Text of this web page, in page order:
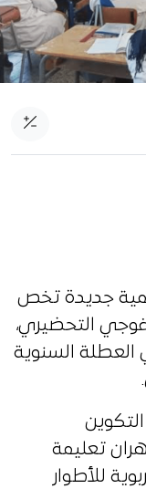
جديدة تخص
التحضيري،
السنوية
تعليمة
للأطوار